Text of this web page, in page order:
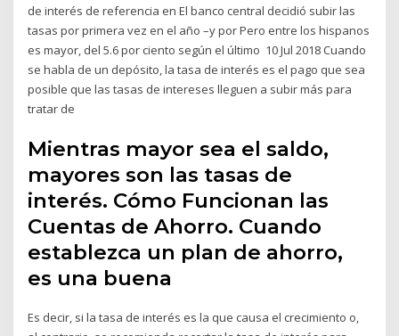
de interés de referencia en El banco central decidió subir las
tasas por primera vez en el año –y por Pero entre los hispanos
es mayor, del 5.6 por ciento según el último 10 Jul 2018 Cuando
se habla de un depósito, la tasa de interés es el pago que sea
posible que las tasas de intereses lleguen a subir más para
tratar de
Mientras mayor sea el saldo,
mayores son las tasas de
interés. Cómo Funcionan las
Cuentas de Ahorro. Cuando
establezca un plan de ahorro,
es una buena
Es decir, si la tasa de interés es la que causa el crecimiento o,